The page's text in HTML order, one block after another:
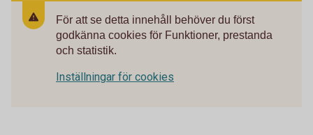
För att se detta innehåll behöver du först
godkänna cookies för Funktioner, prestanda
och statistik.
Inställningar för cookies